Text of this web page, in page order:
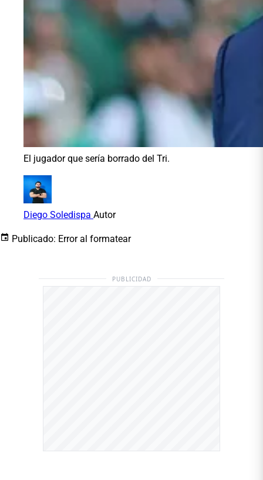
El jugador que sería borrado del Tri.
Diego Soledispa Autor
Publicado: Error al formatear
PUBLICIDAD